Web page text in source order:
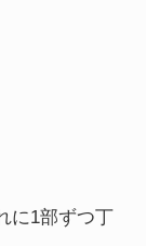
に1部ずつ丁